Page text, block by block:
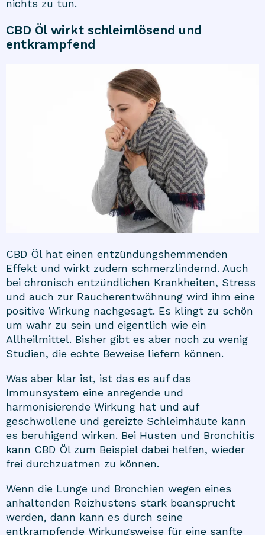
nichts zu tun.
CBD Öl wirkt schleimlösend und
entkrampfend
CBD Öl hat einen entzündungshemmenden
Effekt und wirkt zudem schmerzlindernd. Auch
bei chronisch entzündlichen Krankheiten, Stress
und auch zur Raucherentwöhnung wird ihm eine
positive Wirkung nachgesagt. Es klingt zu schön
um wahr zu sein und eigentlich wie ein
Allheilmittel. Bisher gibt es aber noch zu wenig
Studien, die echte Beweise liefern können.
Was aber klar ist, ist das es auf das
Immunsystem eine anregende und
harmonisierende Wirkung hat und auf
geschwollene und gereizte Schleimhäute kann
es beruhigend wirken. Bei Husten und Bronchitis
kann CBD Öl zum Beispiel dabei helfen, wieder
frei durchzuatmen zu können.
Wenn die Lunge und Bronchien wegen eines
anhaltenden Reizhustens stark beansprucht
werden, dann kann es durch seine
entkrampfende Wirkungsweise für eine sanfte